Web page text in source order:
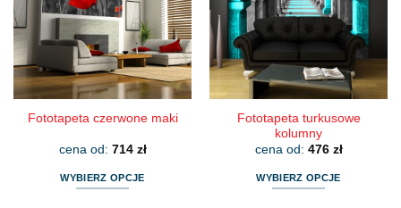
można
wybrać
stronie
produktu
można
na
stronie
produktu
Fototapeta czerwone maki
cena od: 714 zł
WYBIERZ OPCJE
Fototapeta turkusowe
kolumny
cena od: 476 zł
WYBIERZ OPCJE